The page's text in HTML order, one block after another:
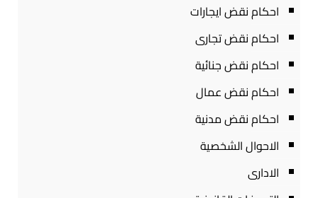
احكام نقض ايجارات
احكام نقض تجارى
احكام نقض جنائية
احكام نقض عمال
احكام نقض مدنية
الاحوال الشخصية
الادارى